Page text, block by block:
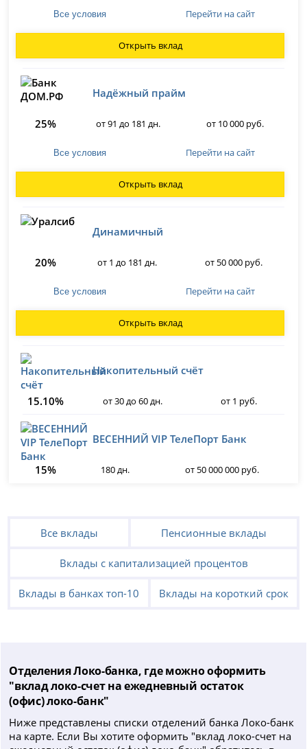
Все условия Перейти на сайт
Открыть вклад
Надёжный прайм
25% от 91 до 181 дн. от 10 000 руб.
Все условия Перейти на сайт
Открыть вклад
Динамичный
20% от 1 до 181 дн. от 50 000 руб.
Все условия Перейти на сайт
Открыть вклад
Накопительный счёт
15.10% от 30 до 60 дн. от 1 руб.
ВЕСЕННИЙ VIP ТелеПорт Банк
15% 180 дн. от 50 000 000 руб.
Все вклады Пенсионные вклады
Вклады с капитализацией процентов
Вклады в банках топ-10 Вклады на короткий срок
Отделения Локо-банка, где можно оформить
"вклад локо-счет на ежедневный остаток
(офис) локо-банк"
Ниже представлены списки отделений банка Локо-банк
на карте. Если Вы хотите оформить "вклад локо-счет на